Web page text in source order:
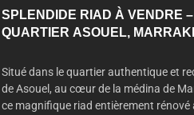
SPLENDIDE RIAD À VENDRE –
QUARTIER ASOUEL,
Situé dans le quartier authentique et
de Asouel, au cœur de la médina de
ce magnifique riad entièrement rénové